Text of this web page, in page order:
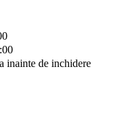
inainte de inchidere